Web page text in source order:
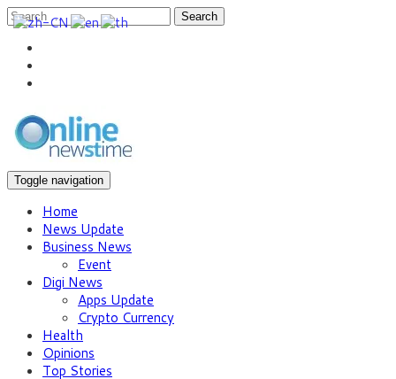
Search
Toggle navigation
Home
News Update
Business News
Event
Digi News
Apps Update
Crypto Currency
Health
Opinions
Top Stories